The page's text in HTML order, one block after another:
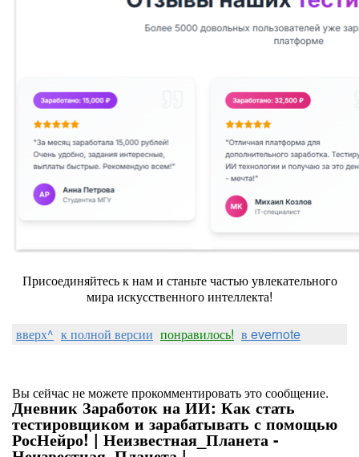
Присоединяйтесь к нам и станьте частью увлекательного
мира искусственного интеллекта!
вверх^ к полной версии понравилось! в evernote
Вы сейчас не можете прокомментировать это сообщение.
Дневник Заработок на ИИ: Как стать
тестировщиком и зарабатывать с помощью
РосНейро! | Неизвестная_Планета -